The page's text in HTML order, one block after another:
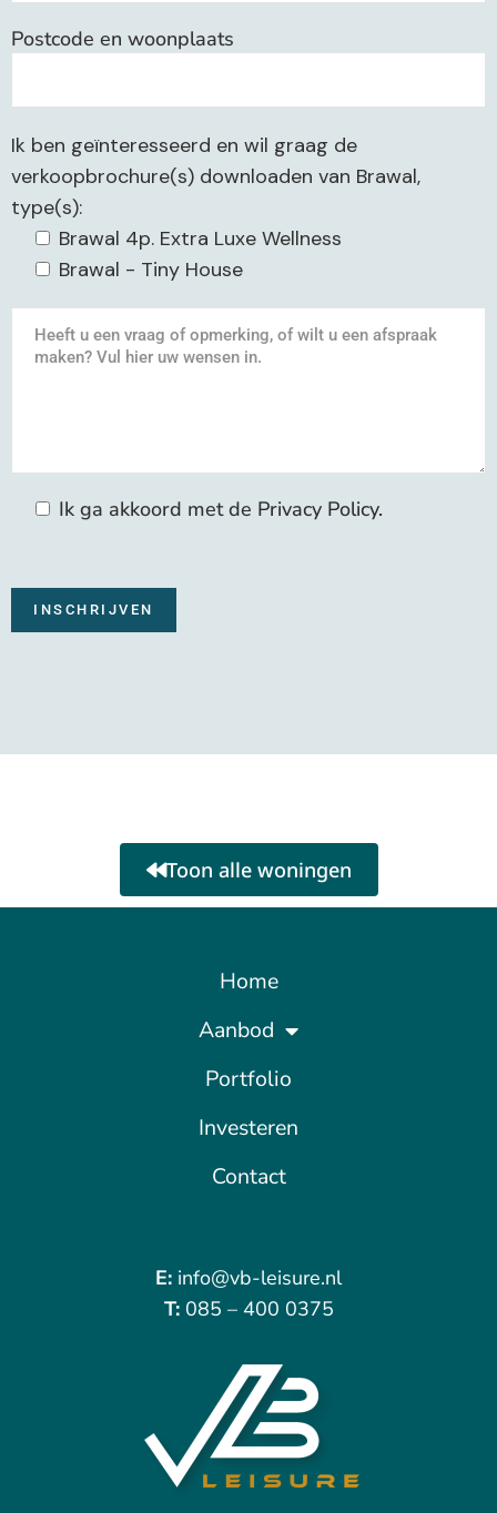
Postcode en woonplaats
Ik ben geïnteresseerd en wil graag de
verkoopbrochure(s) downloaden van Brawal,
type(s):
Brawal 4p. Extra Luxe Wellness
Brawal - Tiny House
Ik ga akkoord met de Privacy Policy.
Toon alle woningen
Home
Aanbod
Portfolio
Investeren
Contact
E: info@vb-leisure.nl
T: 085 – 400 0375